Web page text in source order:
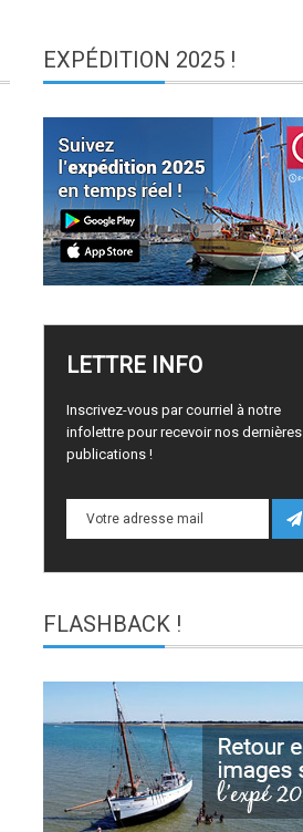
EXPÉDITION 2025 !
LETTRE INFO
Inscrivez-vous par courriel à notre
infolettre pour recevoir nos dernières
publications !
FLASHBACK !